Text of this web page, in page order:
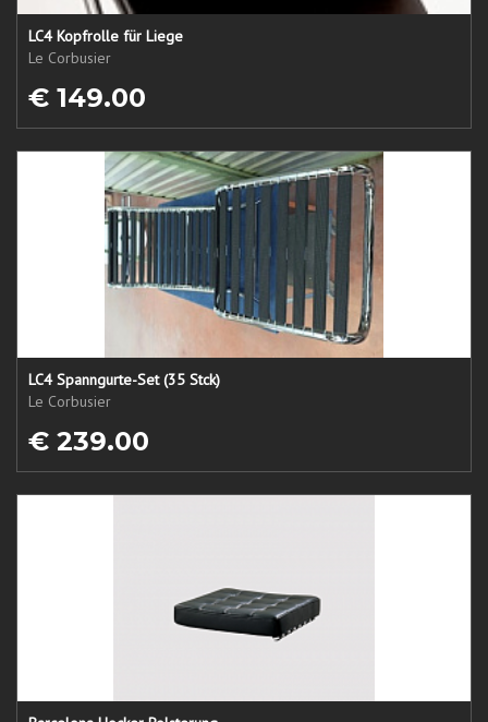
LC4 Kopfrolle für Liege
Le Corbusier
€ 149.00
LC4 Spanngurte-Set (35 Stck)
Le Corbusier
€ 239.00